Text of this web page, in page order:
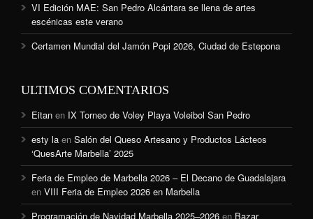
VI Edición MAE: San Pedro Alcántara se llena de artes
escénicas este verano
Certamen Mundial del Jamón Popi 2026, Ciudad de Estepona
ULTIMOS COMENTARIOS
Eitan en IX Torneo de Voley Playa Voleibol San Pedro
esty la en Salón del Queso Artesano y Productos Lácteos
‘QuesArte Marbella’ 2025
Feria de Empleo de Marbella 2026 – El Decano de Guadalajara
en VIII Feria de Empleo 2026 en Marbella
Programación de Navidad Marbella 2025–2026 en Bazar